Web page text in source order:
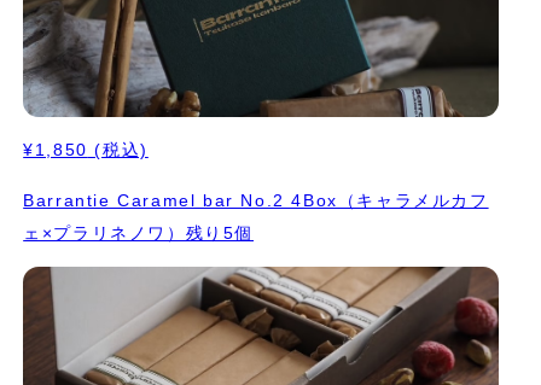
¥1,850 (税込)
Barrantie Caramel bar No.2 4Box（キャラメルカフ
ェ×プラリネノワ）残り5個